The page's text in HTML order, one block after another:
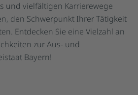
und vielfältigen Karrierewege
den Schwerpunkt Ihrer Tätigkeit
Entdecken Sie eine Vielzahl an
zur Aus- und
Bayern!